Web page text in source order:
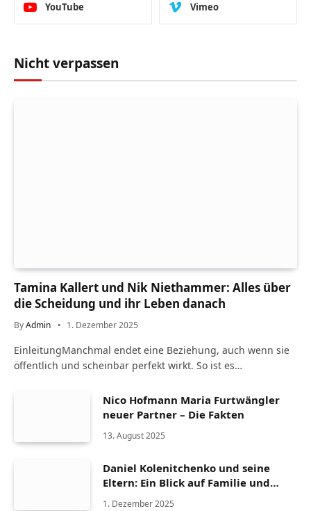
YouTube Vimeo
Nicht verpassen
Tamina Kallert und Nik Niethammer: Alles über
die Scheidung und ihr Leben danach
ByAdmin 1. Dezember 2025
EinleitungManchmal endet eine Beziehung, auch wenn sie
öffentlich und scheinbar perfekt wirkt. So ist es…
Nico Hofmann Maria Furtwängler
neuer Partner – Die Fakten
13. August 2025
Daniel Kolenitchenko und seine
Eltern: Ein Blick auf Familie und
Herkunft
1. Dezember 2025